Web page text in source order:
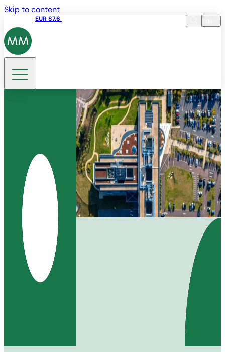
Skip to content
EUR 87.6
DE